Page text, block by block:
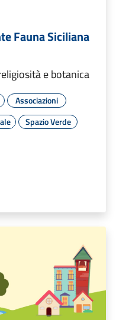
Fauna Siciliana
e botanica
Associazioni
Spazio Verde